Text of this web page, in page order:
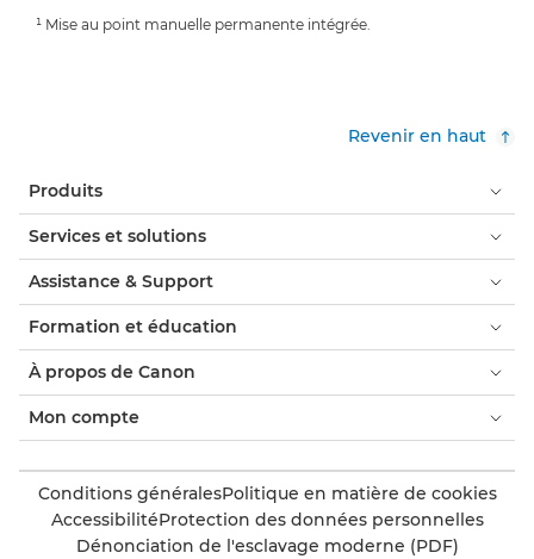
¹ Mise au point manuelle permanente intégrée.
Revenir en haut
Produits
Services et solutions
Assistance & Support
Formation et éducation
À propos de Canon
Mon compte
Conditions généralesPolitique en matière de cookies
AccessibilitéProtection des données personnelles
Dénonciation de l'esclavage moderne (PDF)